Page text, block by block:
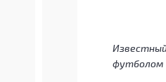
футболом